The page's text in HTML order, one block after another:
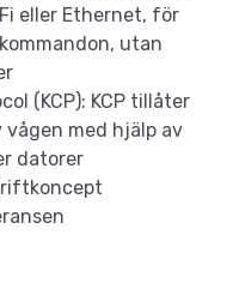
eller Ethernet, för
utan
(KCP): KCP tillåter
med hjälp av
datorer